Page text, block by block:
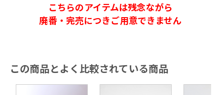
こちらのアイテムは残念ながら
廃番・完売につきご用意できません
この商品とよく比較されている商品